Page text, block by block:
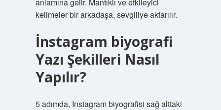
kelimeler bir arkadaşa, sevgiliye aktarılır.
İnstagram biyografi
Yazı Şekilleri Nasıl
Yapılır?
5 adımda, Instagram biyografisi sağ alttaki